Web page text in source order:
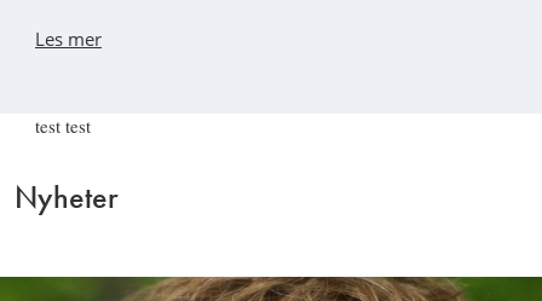
Les mer
test test
Nyheter